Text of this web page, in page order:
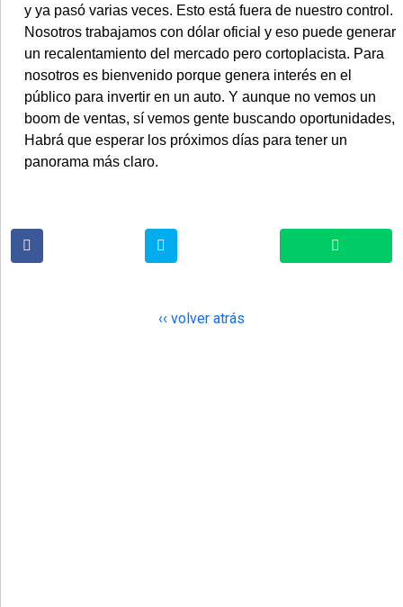
y ya pasó varias veces. Esto está fuera de nuestro control.
Nosotros trabajamos con dólar oficial y eso puede generar
un recalentamiento del mercado pero cortoplacista. Para
nosotros es bienvenido porque genera interés en el
público para invertir en un auto. Y aunque no vemos un
boom de ventas, sí vemos gente buscando oportunidades,
Habrá que esperar los próximos días para tener un
panorama más claro.
‹‹ volver atrás